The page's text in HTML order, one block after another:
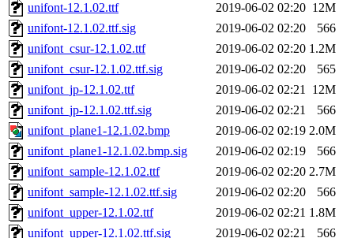
unifont-12.1.02.ttf
2019-06-02 02:20 12M
unifont-12.1.02.ttf.sig
2019-06-02 02:20
566
unifont_csur-12.1.02.ttf
2019-06-02 02:20 1.2M
unifont_csur-12.1.02.ttf.sig
2019-06-02 02:20
565
unifont_jp-12.1.02.ttf
2019-06-02 02:21 12M
unifont_jp-12.1.02.ttf.sig
2019-06-02 02:21
566
unifont_plane1-12.1.02.bmp
2019-06-02 02:19 2.0M
unifont_plane1-12.1.02.bmp.sig
2019-06-02 02:19
566
unifont_sample-12.1.02.ttf
2019-06-02 02:20 2.7M
unifont_sample-12.1.02.ttf.sig
2019-06-02 02:20
566
unifont_upper-12.1.02.ttf
2019-06-02 02:21 1.8M
unifont_upper-12.1.02.ttf.sig
2019-06-02 02:21 566